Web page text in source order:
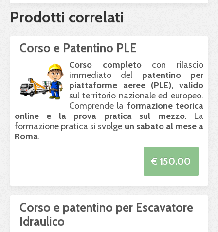
Prodotti correlati
Corso e Patentino PLE
Corso completocon rilascio
immediato del patentino per
piattaforme aeree (PLE), valido
sul territorio nazionale ed europeo.
Comprende la formazione teorica
online e la prova pratica sul mezzo. La
formazione pratica si svolge un sabato al mese a
Roma.
€ 150.00
Corso e patentino per Escavatore
Idraulico